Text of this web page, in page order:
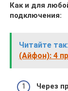
Как и для
подключения:
Читайте
(Айфон): 4
Через